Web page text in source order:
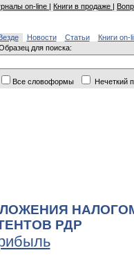
on-line | Книги в продаже |
Новости Статьи
Книги on-
для поиска:
Все словоформы Нечеткий
РДР